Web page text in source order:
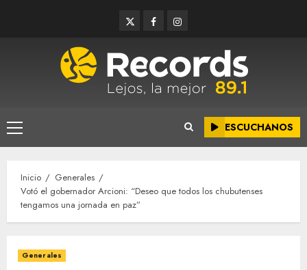
TwitterFacebookInstagram
Menú
principal
ESCUCHANOS
Inicio
Generales
Votó el gobernador Arcioni: “Deseo que todos los chubutenses
tengamos una jornada en paz”
Generales